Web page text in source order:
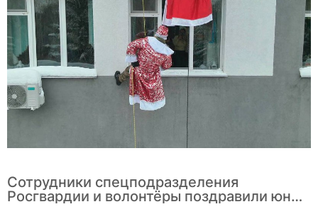
Сотрудники спецподразделения
Росгвардии и волонтёры поздравили юных